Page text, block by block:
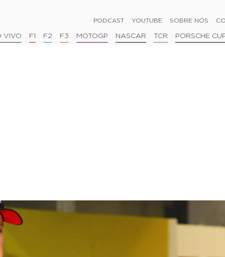
PODCAST YOUTUBE SOBRE NÓS
VIVO F1 F2 F3 MOTOGP NASCAR TCR PORSCHE